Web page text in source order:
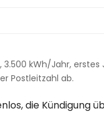
3.500 kWh/Jahr,
Postleitzahl ab.
die Kündigung